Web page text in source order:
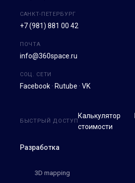
САНКТ-ПЕТЕРБУРГ
+7 (981) 881 00 42
ПОЧТА
info@360space.ru
СОЦ. СЕТИ
Facebook · Rutube · VK
Разработка
3D mapping
БЫСТРЫЙ ДОСТУП
Калькулятор
стоимости